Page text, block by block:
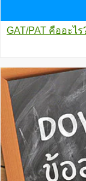
GAT/PAT คืออะไ